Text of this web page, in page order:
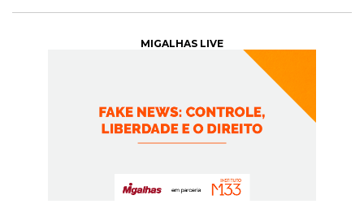
MIGALHAS LIVE